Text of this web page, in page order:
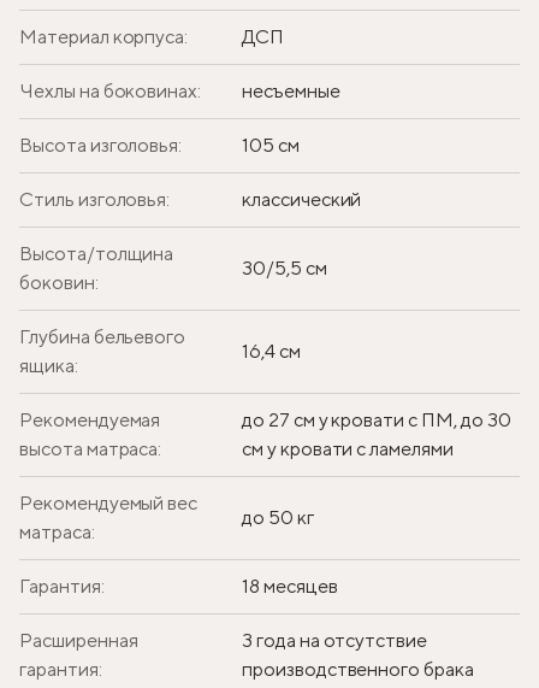
Материал корпуса: ДСП
Чехлы на боковинах: несъемные
Высота изголовья: 105 см
Стиль изголовья: классический
Высота/толщина
боковин:
30/5,5 см
Глубина бельевого
ящика:
16,4 см
Рекомендуемая
высота матраса:
до 27 см у кровати с ПМ, до 30
см у кровати с ламелями
Рекомендуемый вес
матраса:
до 50 кг
Гарантия: 18 месяцев
Расширенная
гарантия:
3 года на отсутствие
производственного брака